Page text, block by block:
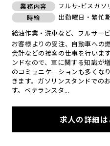
業務内容
フルサ-ビスガソ
時給
出勤曜日・繁忙
給油作業・洗車など、フルサー
お客様よりの受注、自動車への
会計などの接客の仕事を行いま
ンドなので、車に関する知識が
のコミュニケ－ションも多くな
きます。ガソリンスタンドでの
す。ベテランスタ...
求人の詳細